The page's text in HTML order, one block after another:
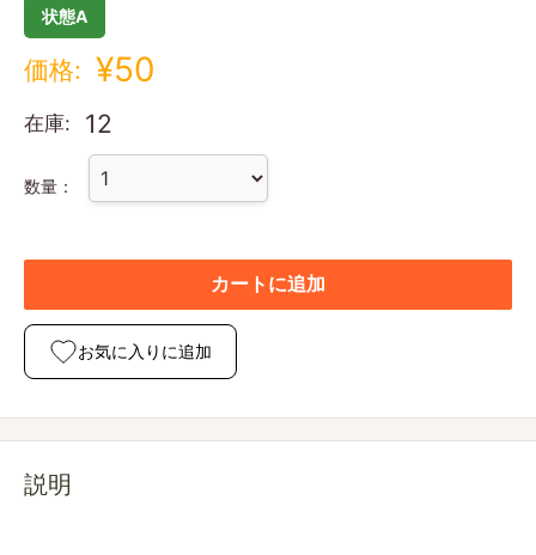
状態A
価格: ¥50
在庫: 12
数量：
カートに追加
お気に入りに追加
説明